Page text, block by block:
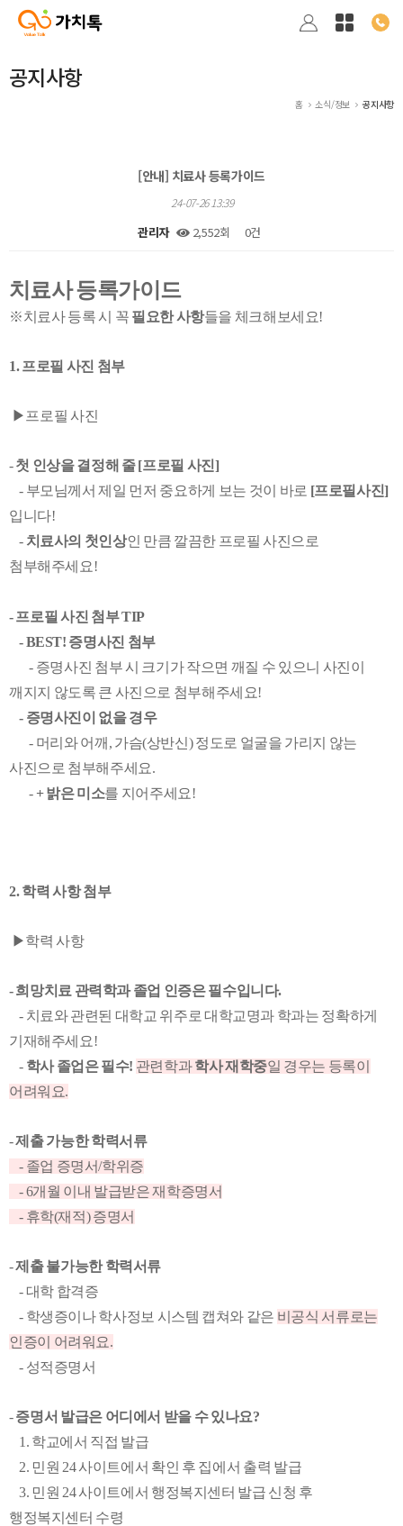
공지사항
홈 소식/정보 공지사항
[안내] 치료사 등록가이드
24-07-26 13:39
관리자 2,552회 0건
본문
치료사 등록가이드
※치료사 등록 시 꼭 필요한 사항들을 체크해보세요!
1. 프로필 사진 첨부
▶프로필 사진
-첫 인상을 결정해 줄 [프로필 사진]
- 부모님께서 제일 먼저 중요하게 보는 것이 바로 [프로필사진]
입니다!
- 치료사의 첫인상인 만큼 깔끔한 프로필 사진으로
첨부해주세요!
- 프로필 사진 첨부 TIP
- BEST! 증명사진 첨부
- 증명사진 첨부 시 크기가 작으면 깨질 수 있으니 사진이
깨지지 않도록 큰 사진으로 첨부해주세요!
- 증명사진이 없을 경우
- 머리와 어깨, 가슴(상반신) 정도로 얼굴을 가리지 않는
사진으로 첨부해주세요.
-+ 밝은 미소를 지어주세요!
2. 학력 사항 첨부
▶학력 사항
- 희망치료 관력학과 졸업 인증은 필수입니다.
- 치료와 관련된 대학교 위주로 대학교명과 학과는 정확하게
기재해주세요!
- 학사 졸업은 필수! 관련학과학사 재학중일 경우는 등록이
어려워요.
-제출 가능한 학력서류
- 졸업 증명서/학위증
- 6개월 이내 발급받은 재학증명서
- 휴학(재적) 증명서
-제출 불가능한 학력서류
- 대학 합격증
- 학생증이나 학사정보 시스템 캡쳐와 같은 비공식 서류로는
인증이 어려워요.
- 성적증명서
-증명서 발급은 어디에서 받을 수 있나요?
1. 학교에서 직접 발급
2. 민원 24 사이트에서 확인 후 집에서 출력 발급
3. 민원 24 사이트에서 행정복지센터 발급 신청 후
행정복지센터 수령